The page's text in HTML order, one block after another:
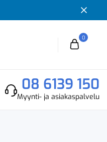
0
Cart
08 6139 150
Myynti- ja asiakaspalvelu